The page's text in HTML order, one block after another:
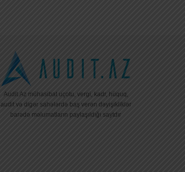
Audit.Az mühasibat uçotu, vergi, kadr, hüquq,
audit və digər sahələrdə baş verən dəyişikliklər
barədə məlumatların paylaşıldığı saytdır